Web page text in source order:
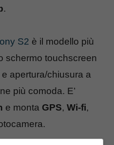
.
S2 è il modello più
schermo touchscreen
apertura/chiusura a
più comoda. E’
e monta GPS, Wi-fi,